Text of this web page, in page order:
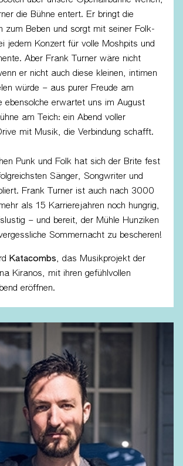
die Bühne entert. Er bringt die
zum Beben und sorgt mit seiner Folk-
jedem Konzert für volle Moshpits und
Aber Frank Turner wäre nicht
er nicht auch diese kleinen, intimen
würde – aus purer Freude am
ebensolche erwartet uns im August
am Teich: ein Abend voller
mit Musik, die Verbindung schafft.
Punk und Folk hat sich der Brite fest
Sänger, Songwriter und
Frank Turner ist auch nach 3000
als 15 Karrierejahren noch hungrig,
– und bereit, der Mühle Hunziken
Sommernacht zu bescheren!
Katacombs, das Musikprojekt der
Kiranos, mit ihren gefühlvollen
eröffnen.